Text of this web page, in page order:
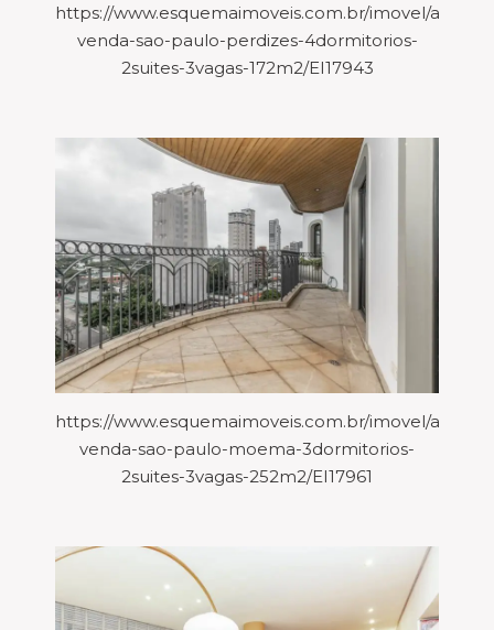
https://www.esquemaimoveis.com.br/imovel/
venda-sao-paulo-perdizes-4dormitorios-
2suites-3vagas-172m2/EI17943
https://www.esquemaimoveis.com.br/imovel/
venda-sao-paulo-moema-3dormitorios-
2suites-3vagas-252m2/EI17961